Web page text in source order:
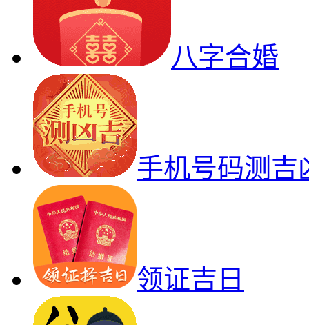
八字合婚
手机号码测吉
领证吉日